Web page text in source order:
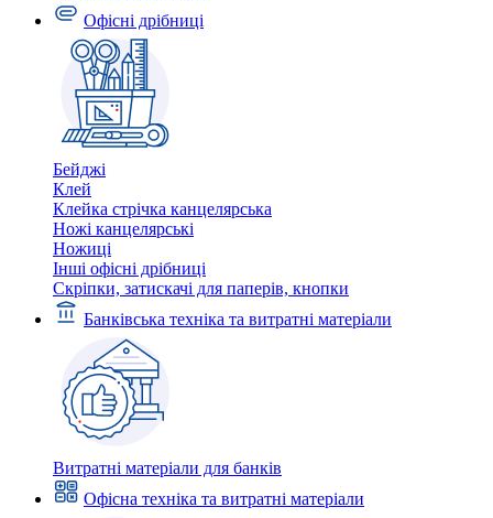
Офісні дрібниці
Бейджі
Клей
Клейка стрічка канцелярська
Ножі канцелярські
Ножиці
Інші офісні дрібниці
Скріпки, затискачі для паперів, кнопки
Банківська техніка та витратні матеріали
Витратні матеріали для банків
Офісна техніка та витратні матеріали